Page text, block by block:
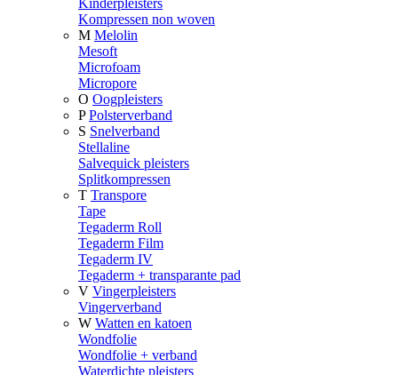
Kinderpleisters
Kompressen non woven
M Melolin
Mesoft
Microfoam
Micropore
O Oogpleisters
P Polsterverband
S Snelverband
Stellaline
Salvequick pleisters
Splitkompressen
T Transpore
Tape
Tegaderm Roll
Tegaderm Film
Tegaderm IV
Tegaderm + transparante pad
V Vingerpleisters
Vingerverband
W Watten en katoen
Wondfolie
Wondfolie + verband
Waterdichte pleisters